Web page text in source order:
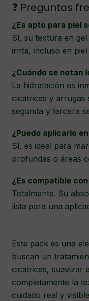
❓ Preguntas
¿Es apto para piel
Sí, su textura en
irrita, incluso en piel
¿Cuándo se notan
La hidratación es
cicatrices y arrugas
segunda y tercera
¿Puedo aplicarlo
Sí, es ideal para
profundas o áreas
¿Es compatible
Totalmente. Su
lista para una
Este pack es una
buscan un
cicatrices, suavizar
completamente la
cuidado real y